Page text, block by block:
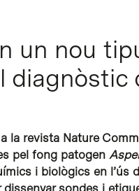
un nou
diagnòstic
la revista Nature
pel fong patogen
i biològics en l’ús
dissenyar sondes i